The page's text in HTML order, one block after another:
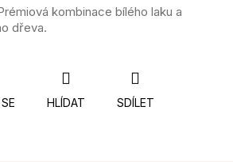
kombinace bílého laku a
dřeva.
HLÍDAT SDÍLET